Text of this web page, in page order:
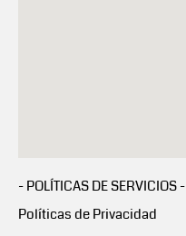
- POLÍTICAS DE SERVICIOS -
Políticas de Privacidad